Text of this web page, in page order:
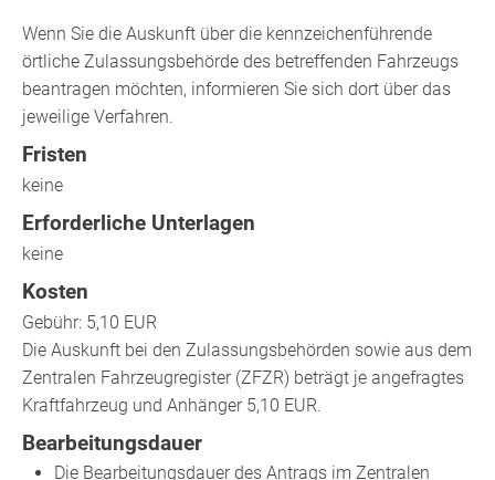
Wenn Sie die Auskunft über die kennzeichenführende
örtliche Zulassungsbehörde des betreffenden Fahrzeugs
beantragen möchten, informieren Sie sich dort über das
jeweilige Verfahren.
Fristen
keine
Erforderliche Unterlagen
keine
Kosten
Gebühr: 5,10 EUR
Die Auskunft bei den Zulassungsbehörden sowie aus dem
Zentralen Fahrzeugregister (ZFZR) beträgt je angefragtes
Kraftfahrzeug und Anhänger 5,10 EUR.
Bearbeitungsdauer
Die Bearbeitungsdauer des Antrags im Zentralen